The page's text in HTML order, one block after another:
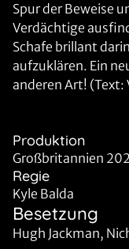
Spur der Beweise
Verdächtige
Schafe brillant
aufzuklären. Ein
anderen Art! (Text:
Produktion
Großbritannien
Regie
Kyle Balda
Besetzung
Hugh Jackman,